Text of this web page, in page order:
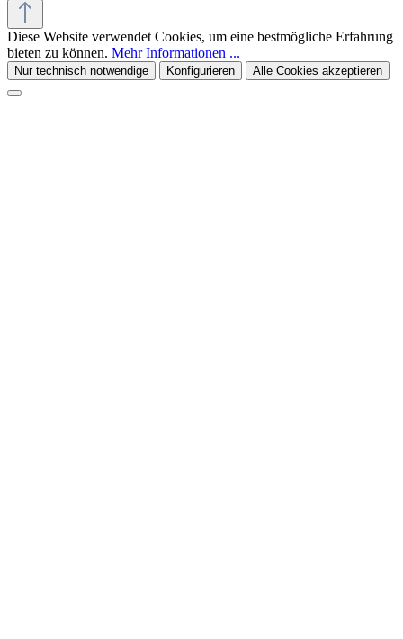
Diese Website verwendet Cookies, um eine bestmögliche Erfahrung
bieten zu können. Mehr Informationen ...
Nur technisch notwendige Konfigurieren Alle Cookies akzeptieren